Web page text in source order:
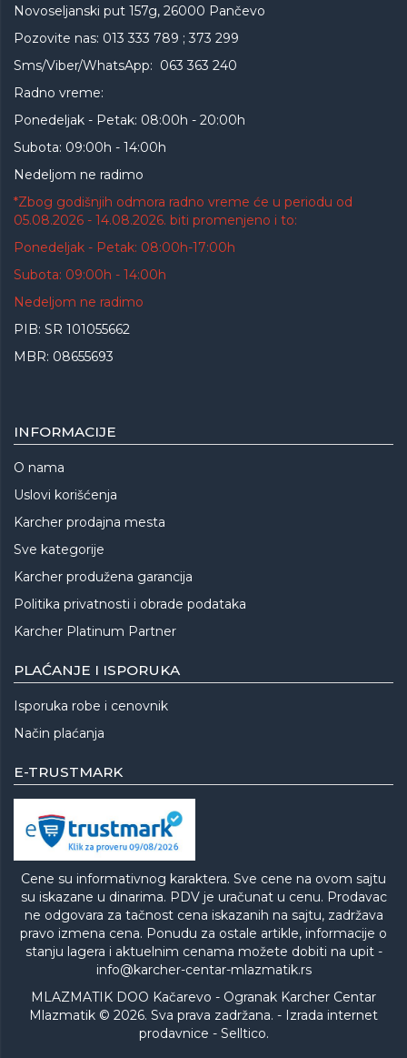
Novoseljanski put 157g, 26000 Pančevo
Pozovite nas: 013 333 789 ; 373 299
Sms/Viber/WhatsApp: 063 363 240
Radno vreme:
Ponedeljak - Petak: 08:00h - 20:00h
Subota: 09:00h - 14:00h
Nedeljom ne radimo
*Zbog godišnjih odmora radno vreme će u periodu od
05.08.2026 - 14.08.2026. biti promenjeno i to:
Ponedeljak - Petak: 08:00h-17:00h
Subota: 09:00h - 14:00h
Nedeljom ne radimo
PIB: SR 101055662
MBR: 08655693
INFORMACIJE
O nama
Uslovi korišćenja
Karcher prodajna mesta
Sve kategorije
Karcher produžena garancija
Politika privatnosti i obrade podataka
Karcher Platinum Partner
PLAĆANJE I ISPORUKA
Isporuka robe i cenovnik
Način plaćanja
E-TRUSTMARK
Cene su informativnog karaktera. Sve cene na ovom sajtu
su iskazane u dinarima. PDV je uračunat u cenu. Prodavac
ne odgovara za tačnost cena iskazanih na sajtu, zadržava
pravo izmena cena. Ponudu za ostale artikle, informacije o
stanju lagera i aktuelnim cenama možete dobiti na upit -
info@karcher-centar-mlazmatik.rs
MLAZMATIK DOO Kačarevo - Ogranak Karcher Centar
Mlazmatik © 2026. Sva prava zadržana. - Izrada internet
prodavnice - Selltico.